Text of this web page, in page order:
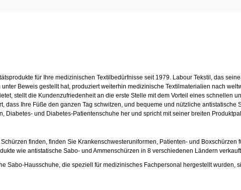
für Ihre medizinischen Textilbedürfnisse seit 1979. Labour Tekstil, das
Beweis gestellt hat, produziert weiterhin medizinische Textilmaterialien nach
stellt die Kundenzufriedenheit an die erste Stelle mit dem Vorteil eines schnellen
dass Ihre Füße den ganzen Tag schwitzen, und bequeme und nützliche
Diabetes- und Diabetes-Patientenschuhe her und spricht mit seiner breiten
finden, finden Sie Krankenschwesteruniformen, Patienten- und
wie antistatische Sabo- und Ammenschürzen in 8 verschiedenen Ländern
Sabo-Hausschuhe, die speziell für medizinisches Fachpersonal hergestellt wurden,